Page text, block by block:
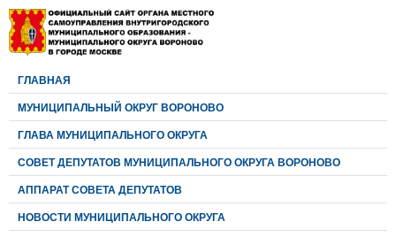
ГЛАВНАЯ
МУНИЦИПАЛЬНЫЙ ОКРУГ ВОРОНОВО
ГЛАВА МУНИЦИПАЛЬНОГО ОКРУГА
CОВЕТ ДЕПУТАТОВ МУНИЦИПАЛЬНОГО ОКРУГА ВОРОНОВО
АППАРАТ СОВЕТА ДЕПУТАТОВ
НОВОСТИ МУНИЦИПАЛЬНОГО ОКРУГА